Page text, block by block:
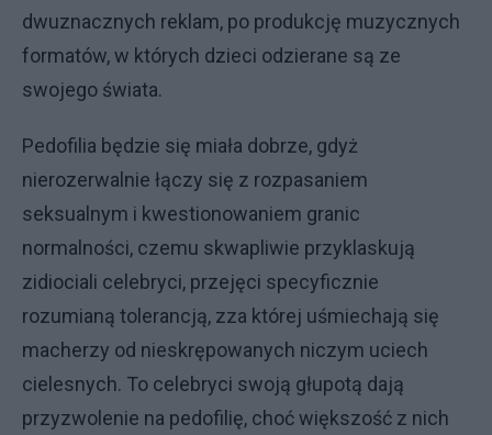
dwuznacznych reklam, po produkcję muzycznych
formatów, w których dzieci odzierane są ze
swojego świata.
Pedofilia będzie się miała dobrze, gdyż
nierozerwalnie łączy się z rozpasaniem
seksualnym i kwestionowaniem granic
normalności, czemu skwapliwie przyklaskują
zidiociali celebryci, przejęci specyficznie
rozumianą tolerancją, zza której uśmiechają się
macherzy od nieskrępowanych niczym uciech
cielesnych. To celebryci swoją głupotą dają
przyzwolenie na pedofilię, choć większość z nich